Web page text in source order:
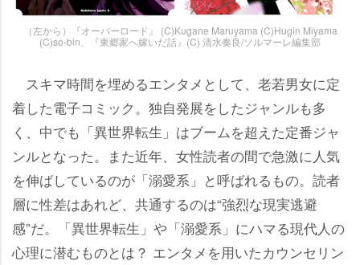
（左から）『オーバーロード』 (C)Kugane Maruyama (C)Hugin Miyama
(C)so-bin、『東郷家へ嫁いだ話』(C) 清水奏良/ソルマーレ編集部
スキマ時間を埋めるエンタメとして、老若男女に定
着した電子コミック。独自発展をしたジャンルも多
く、中でも「異世界転生」はブームを超えた定番ジャ
ンルとなった。また近年、女性読者の間で急激に人気
を伸ばしているのが「溺愛系」と呼ばれるもの。読者
層に性差はあれど、共通するのは“強烈な現実逃避
感”だ。「異世界転生」や「溺愛系」にハマる現代人の
心理に潜むものとは？ エンタメを用いたカウンセリン